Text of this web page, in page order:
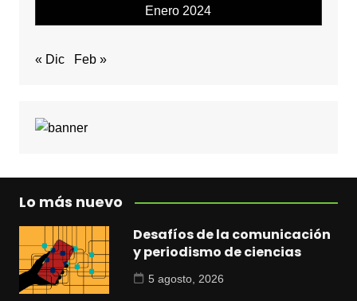
Enero 2024
« Dic Feb »
Lo más nuevo
Desafíos de la comunicación
y periodismo de ciencias
5 agosto, 2026